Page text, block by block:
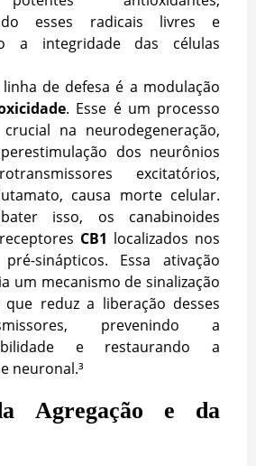
esses radicais livres e
a integridade das células
de defesa é a modulação
. Esse é um processo
na neurodegeneração,
dos neurônios
excitatórios,
causa morte celular.
isso, os canabinoides
CB1 localizados nos
sinápticos. Essa ativação
um mecanismo de sinalização
que reduz a liberação desses
prevenindo a
e restaurando a
neuronal.³
Agregação e da